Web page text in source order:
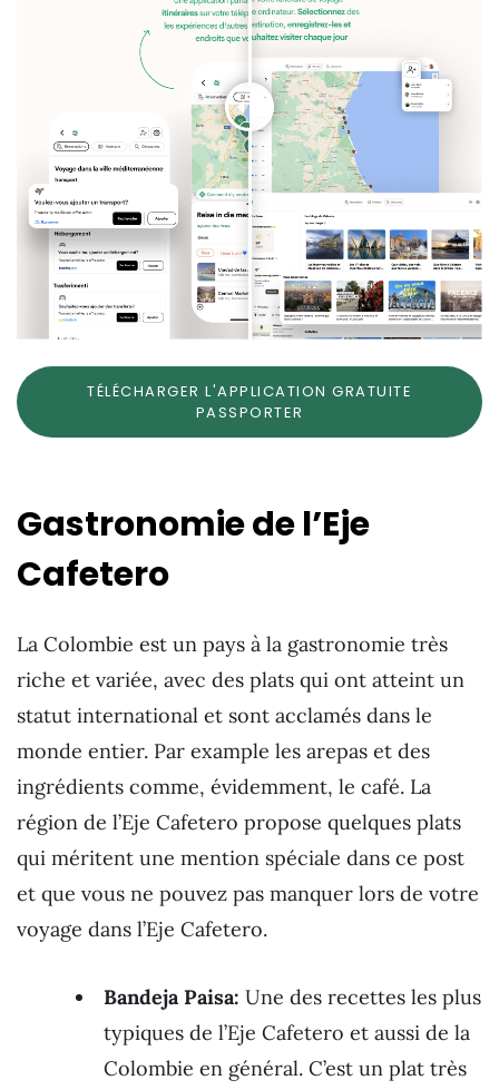
TÉLÉCHARGER L'APPLICATION GRATUITE
PASSPORTER
Gastronomie de l’Eje
Cafetero
La Colombie est un pays à la gastronomie très
riche et variée, avec des plats qui ont atteint un
statut international et sont acclamés dans le
monde entier. Par example les arepas et des
ingrédients comme, évidemment, le café. La
région de l’Eje Cafetero propose quelques plats
qui méritent une mention spéciale dans ce post
et que vous ne pouvez pas manquer lors de votre
voyage dans l’Eje Cafetero.
Bandeja Paisa: Une des recettes les plus
typiques de l’Eje Cafetero et aussi de la
Colombie en général. C’est un plat très